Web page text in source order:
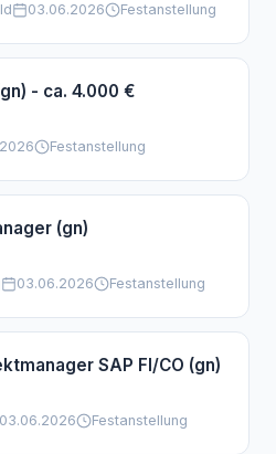
03.06.2026 Festanstellung
- ca. 4.000 €
Festanstellung
(gn)
03.06.2026 Festanstellung
SAP FI/CO (gn)
03.06.2026 Festanstellung